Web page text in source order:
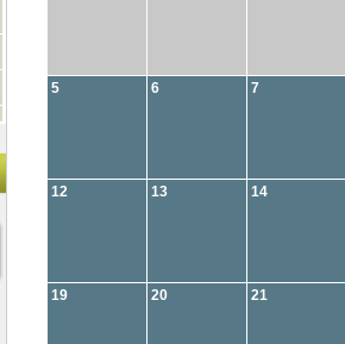
5 6 7
12 13 14
19 20 21